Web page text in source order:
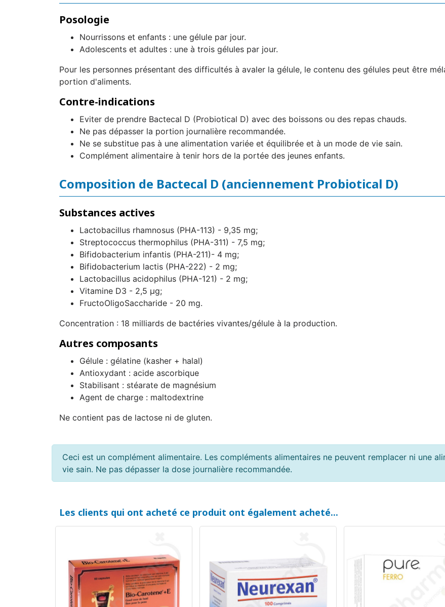
Posologie
Nourrissons et enfants : une gélule par jour.
Adolescents et adultes : une à trois gélules par jour.
Pour les personnes présentant des difficultés à avaler la gélule, le contenu des gélules peut être
portion d'aliments.
Contre-indications
Eviter de prendre Bactecal D (Probiotical D) avec des boissons ou des repas chauds.
Ne pas dépasser la portion journalière recommandée.
Ne se substitue pas à une alimentation variée et équilibrée et à un mode de vie sain.
Complément alimentaire à tenir hors de la portée des jeunes enfants.
Composition de Bactecal D (anciennement Probiotical D)
Substances actives
Lactobacillus rhamnosus (PHA-113) - 9,35 mg;
Streptococcus thermophilus (PHA-311) - 7,5 mg;
Bifidobacterium infantis (PHA-211)- 4 mg;
Bifidobacterium lactis (PHA-222) - 2 mg;
Lactobacillus acidophilus (PHA-121) - 2 mg;
Vitamine D3 - 2,5 µg;
FructoOligoSaccharide - 20 mg.
Concentration : 18 milliards de bactéries vivantes/gélule à la production.
Autres composants
Gélule : gélatine (kasher + halal)
Antioxydant : acide ascorbique
Stabilisant : stéarate de magnésium
Agent de charge : maltodextrine
Ne contient pas de lactose ni de gluten.
Ceci est un complément alimentaire. Les compléments alimentaires ne peuvent remplacer ni une
vie sain. Ne pas dépasser la dose journalière recommandée.
Les clients qui ont acheté ce produit ont également acheté...